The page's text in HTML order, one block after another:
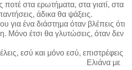
ποτέ στα ερωτήματα, στα γιατί, στα
άδικα θα ψάξεις.
για ένα διάστημα όταν βλέπεις ότι
Μόνο έτσι θα γλυτώσεις, όταν δεν
εσύ και μόνο εσύ, επιστρέφεις
με